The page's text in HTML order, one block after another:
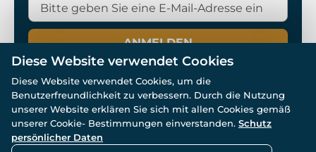
ANMELDEN
© Alle Rechte vorbehalten. www.wulflund.de 2007-2026.
Powered by
Diese Website verwendet Cookies
Diese Website verwendet Cookies, um die
Benutzerfreundlichkeit zu verbessern. Durch die Nutzung
unserer Website erklären Sie sich mit allen Cookies gemäß
unserer Cookie- Bestimmungen einverstanden. Schutz
persönlicher Daten